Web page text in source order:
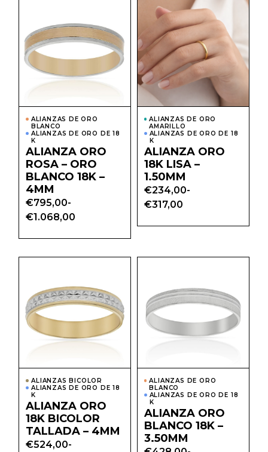
producto
múltiples
variantes.
Las
opciones
pueden
elegir
la
página
producto
ALIANZAS DE ORO
BLANCO
ALIANZAS DE ORO DE 18
K
ALIANZA ORO
ROSA – ORO
BLANCO 18K –
4MM
€795,00-
€1.068,00
Rango
de
desde
hasta
Este
Las
se
elegir
la
ALIANZAS DE ORO
AMARILLO
ALIANZAS DE ORO DE 18
K
ALIANZA ORO
18K LISA –
1.50MM
€234,00-
€317,00
Rango
de
desde
€317,00
múltiples
variantes.
Las
opciones
la
página
producto
ALIANZAS BICOLOR
ALIANZAS DE ORO DE 18
K
ALIANZA ORO
18K BICOLOR
TALLADA – 4MM
€524,00-
Las
la
ALIANZAS DE ORO
BLANCO
ALIANZAS DE ORO DE 18
K
ALIANZA ORO
BLANCO 18K –
3.50MM